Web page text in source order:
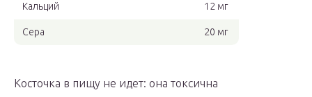
Кальций 12 мг
Сера 20 мг
Косточка в пищу не идет: она токсична